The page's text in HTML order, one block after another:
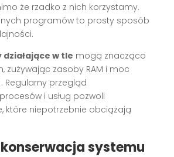
że rzadko z nich korzystamy.
programów to prosty sposób
w tle mogą znacząco
zużywając zasoby RAM i moc
przegląd
i usług pozwoli
które niepotrzebnie obciążają
systemu